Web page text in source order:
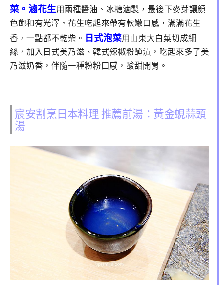
菜。 滷花生用兩種醬油、冰糖滷製，最後下麥芽讓顏
色飽和有光澤，花生吃起來帶有軟嫩口感，滿滿花生
香，一點都不乾柴。 日式泡菜用山東大白菜切成細
絲，加入日式美乃滋、韓式辣椒粉醃漬，吃起來多了美
乃滋奶香，伴隨一種粉粉口感，酸甜開胃。
宸安割烹日本料理 推薦前湯：黃金蜆蒜頭
湯